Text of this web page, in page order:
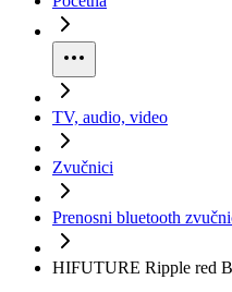
TV, audio, video
Zvučnici
Prenosni bluetooth
HIFUTURE Ripple red